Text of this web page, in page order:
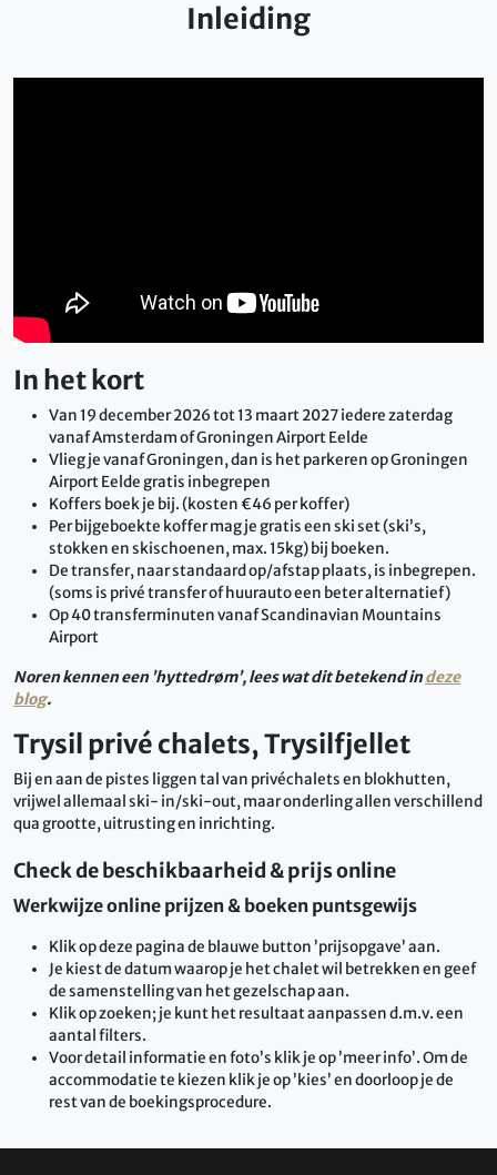
Inleiding
In het kort
Van 19 december 2026 tot 13 maart 2027 iedere zaterdag
vanaf Amsterdam of Groningen Airport Eelde
Vlieg je vanaf Groningen, dan is het parkeren op Groningen
Airport Eelde gratis inbegrepen
Koffers boek je bij. (kosten €46 per koffer)
Per bijgeboekte koffer mag je gratis een ski set (ski’s,
stokken en skischoenen, max. 15kg) bij boeken.
De transfer, naar standaard op/afstap plaats, is inbegrepen.
(soms is privé transfer of huurauto een beter alternatief)
Op 40 transferminuten vanaf Scandinavian Mountains
Airport
Noren kennen een ’hyttedrøm’, lees wat dit betekend indeze
blog.
Trysil privé chalets, Trysilfjellet
Bij en aan de pistes liggen tal van privéchalets en blokhutten,
vrijwel allemaal ski- in/ski-out, maar onderling allen verschillend
qua grootte, uitrusting en inrichting.
Check de beschikbaarheid & prijs online
Werkwijze online prijzen & boeken puntsgewijs
Klik op deze pagina de blauwe button ’prijsopgave’ aan.
Je kiest de datum waarop je het chalet wil betrekken en geef
de samenstelling van het gezelschap aan.
Klik op zoeken; je kunt het resultaat aanpassen d.m.v. een
aantal filters.
Voor detail informatie en foto’s klik je op ’meer info’. Om de
accommodatie te kiezen klik je op ’kies’ en doorloop je de
rest van de boekingsprocedure.